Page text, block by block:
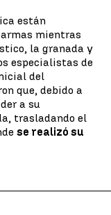
están
mientras
la granada y
especialistas de
del
que, debido a
a su
trasladando el
se realizó su